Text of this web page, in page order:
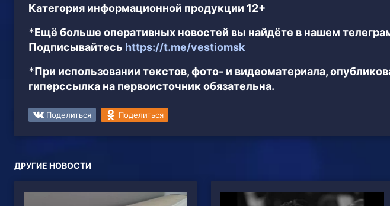
Категория информационной продукции 12+
*Ещё больше оперативных новостей вы найдёте в нашем
Подписывайтесь https://t.me/vestiomsk
*При использовании текстов, фото- и видеоматериала,
гиперссылка на первоисточник обязательна.
Поделиться Поделиться
ДРУГИЕ НОВОСТИ